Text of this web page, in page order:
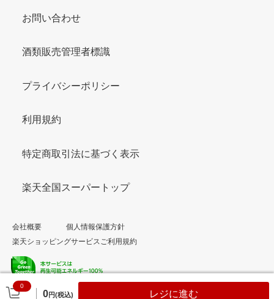
0
0円(税込) レジに進む
お問い合わせ
酒類販売管理者標識
プライバシーポリシー
利用規約
特定商取引法に基づく表示
楽天全国スーパートップ
会社概要
個人情報保護方針
楽天ショッピングサービスご利用規約
© Rakuten Group, Inc.